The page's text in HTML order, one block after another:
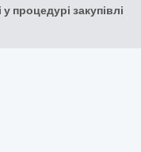
процедурі закупівлі